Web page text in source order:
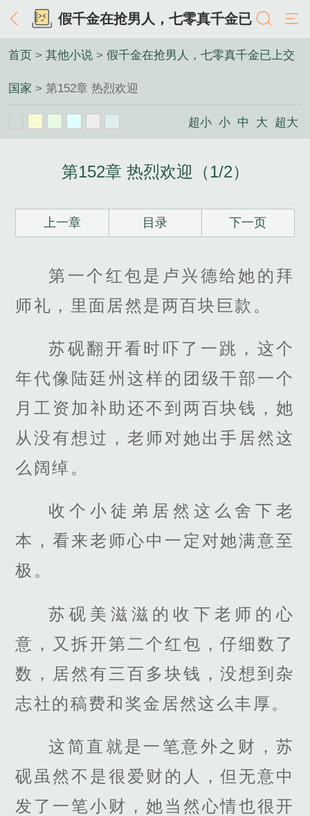
假千金在抢男人，七零真千金已
首页 > 其他小说 > 假千金在抢男人，七零真千金已上交
国家 > 第152章 热烈欢迎
超小 小 中 大 超大
第152章 热烈欢迎（1/2）
上一章 目录 下一页
第一个红包是卢兴德给她的拜
师礼，里面居然是两百块巨款。
苏砚翻开看时吓了一跳，这个
年代像陆廷州这样的团级干部一个
月工资加补助还不到两百块钱，她
从没有想过，老师对她出手居然这
么阔绰。
收个小徒弟居然这么舍下老
本，看来老师心中一定对她满意至
极。
苏砚美滋滋的收下老师的心
意，又拆开第二个红包，仔细数了
数，居然有三百多块钱，没想到杂
志社的稿费和奖金居然这么丰厚。
这简直就是一笔意外之财，苏
砚虽然不是很爱财的人，但无意中
发了一笔小财，她当然心情也很开